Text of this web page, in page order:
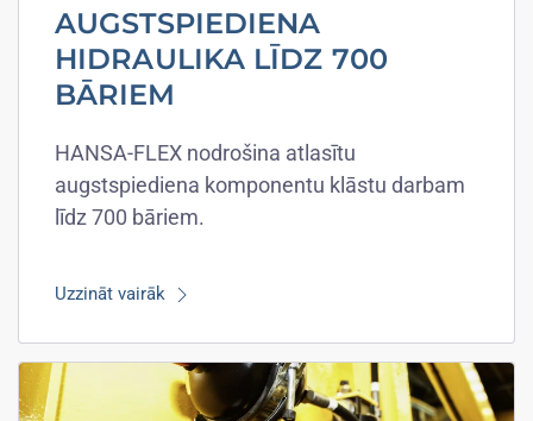
AUGSTSPIEDIENA
HIDRAULIKA LĪDZ 700
BĀRIEM
HANSA-FLEX nodrošina atlasītu
augstspiediena komponentu klāstu darbam
līdz 700 bāriem.
Uzzināt vairāk